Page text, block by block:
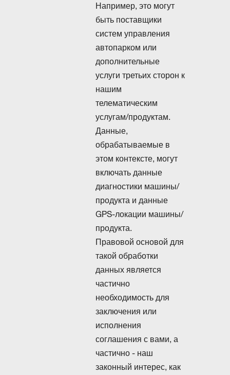
Например, это могут
быть поставщики
систем управления
автопарком или
дополнительные
услуги третьих сторон к
нашим
телематическим
услугам/продуктам.
Данные,
обрабатываемые в
этом контексте, могут
включать данные
диагностики машины/
продукта и данные
GPS-локации машины/
продукта.
Правовой основой для
такой обработки
данных является
частично
необходимость для
заключения или
исполнения
соглашения с вами, а
частично - наш
законный интерес, как